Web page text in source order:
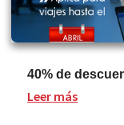
40% de
Leer más